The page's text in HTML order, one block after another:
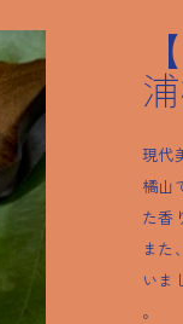
現代
橘山
た香
また
いま
。